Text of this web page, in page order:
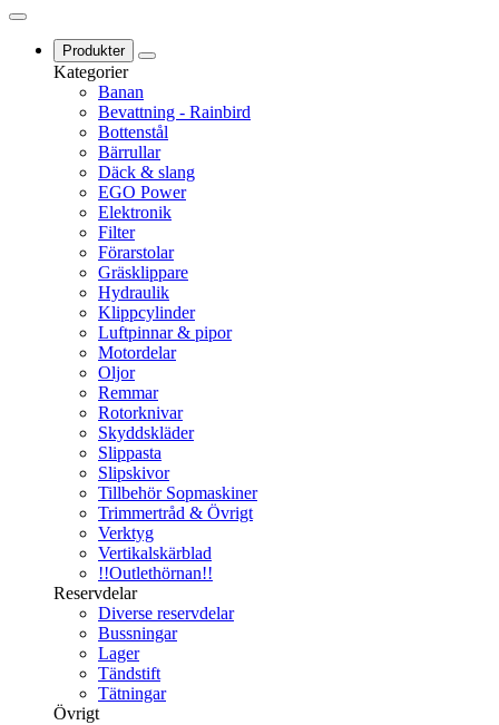
Produkter
Kategorier
Banan
Bevattning - Rainbird
Bottenstål
Bärrullar
Däck & slang
EGO Power
Elektronik
Filter
Förarstolar
Gräsklippare
Hydraulik
Klippcylinder
Luftpinnar & pipor
Motordelar
Oljor
Remmar
Rotorknivar
Skyddskläder
Slippasta
Slipskivor
Tillbehör Sopmaskiner
Trimmertråd & Övrigt
Verktyg
Vertikalskärblad
!!Outlethörnan!!
Reservdelar
Diverse reservdelar
Bussningar
Lager
Tändstift
Tätningar
Övrigt